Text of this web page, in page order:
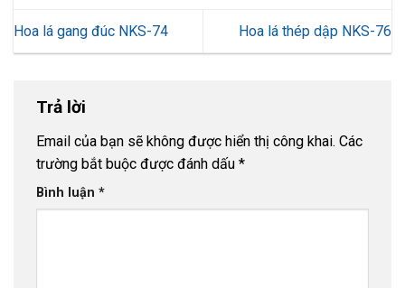
Hoa lá gang đúc NKS-74 Hoa lá thép dập NKS-76
Trả lời
Email của bạn sẽ không được hiển thị công khai. Các
trường bắt buộc được đánh dấu *
Bình luận *